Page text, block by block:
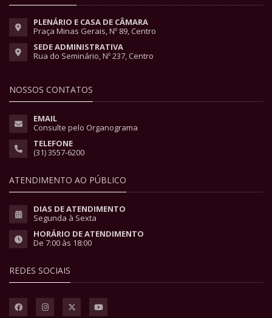
PLENÁRIO E CASA DE CÂMARA
Praça Minas Gerais, Nº 89, Centro
SEDE ADMINISTRATIVA
Rua do Seminário, Nº 237, Centro
NOSSOS CONTATOS
EMAIL
Consulte pelo Organograma
TELEFONE
(31) 3557-6200
ATENDIMENTO AO PÚBLICO
DIAS DE ATENDIMENTO
Segunda à Sexta
HORÁRIO DE ATENDIMENTO
De 7:00 às 18:00
REDES SOCIAIS